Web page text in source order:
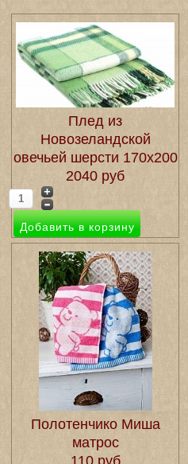
Плед из
Новозеландской
овечьей шерсти 170х200
2040 руб
Полотенчико Миша
матрос
110 руб